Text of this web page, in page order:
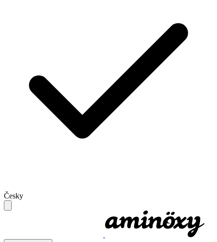
Česky